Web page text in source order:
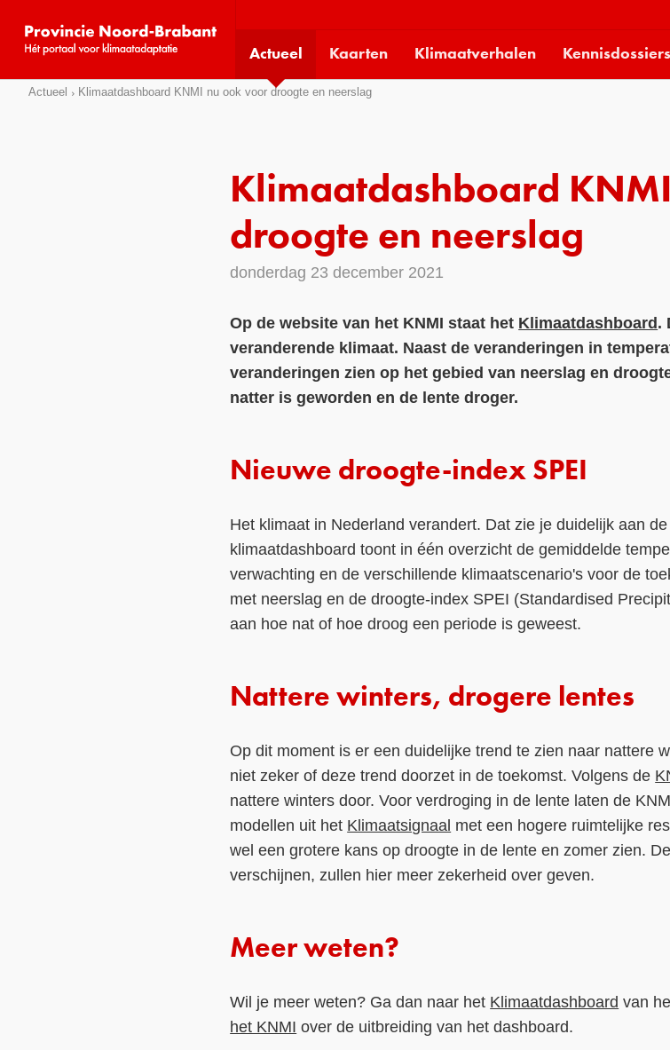
social
media
pages:
Actueel Kaarten Klimaatverhalen Kennisdossiers
Actueel Klimaatdashboard KNMI nu ook voor droogte en neerslag
Klimaatdashboard
droogte en neerslag
donderdag 23 december 2021
Op de website van het KNMI staat het Klimaatdashboard .
veranderende klimaat. Naast de veranderingen in
veranderingen zien op het gebied van neerslag en
natter is geworden en de lente droger.
Nieuwe droogte-index SPEI
Het klimaat in Nederland verandert. Dat zie je duidelijk aan
klimaatdashboard toont in één overzicht de gemiddelde
verwachting en de verschillende klimaatscenario's voor de
met neerslag en de droogte-index SPEI (Standardised
aan hoe nat of hoe droog een periode is geweest.
Nattere winters, drogere lentes
Op dit moment is er een duidelijke trend te zien naar nattere
niet zeker of deze trend doorzet in de toekomst. Volgens de
nattere winters door. Voor verdroging in de lente laten de
modellen uit het Klimaatsignaal met een hogere ruimtelijke
wel een grotere kans op droogte in de lente en zomer zien.
verschijnen, zullen hier meer zekerheid over geven.
Meer weten?
Wil je meer weten? Ga dan naar het Klimaatdashboard van
het KNMI over de uitbreiding van het dashboard.